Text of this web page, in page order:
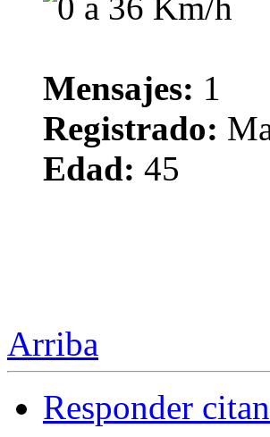
Mensajes: 1
Registrado:
Edad: 45
Arriba
Responder